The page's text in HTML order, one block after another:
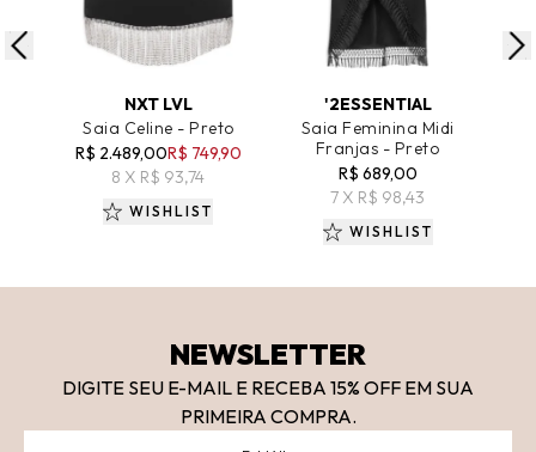
NXT LVL
Saia Celine - Preto
R$ 2.489,00R$ 749,90
8 X R$ 93,74
WISHLIST
ADICIONAR AO CARRINHO
'2ESSENTIAL
Saia Feminina Midi
Franjas - Preto
R$ 689,00
7 X R$ 98,43
WISHLIST
NEWSLETTER
DIGITE SEU E-MAIL E RECEBA 15% OFF EM SUA
PRIMEIRA COMPRA.